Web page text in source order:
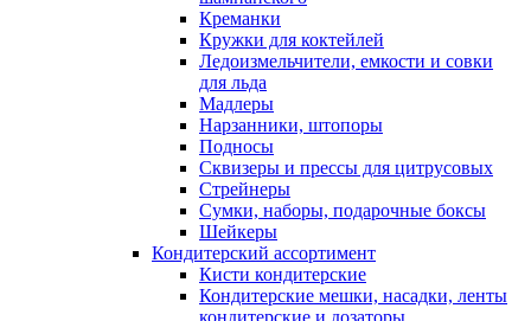
Креманки
Кружки для коктейлей
Ледоизмельчители, емкости и совки
для льда
Мадлеры
Нарзанники, штопоры
Подносы
Сквизеры и прессы для цитрусовых
Стрейнеры
Сумки, наборы, подарочные боксы
Шейкеры
Кондитерский ассортимент
Кисти кондитерские
Кондитерские мешки, насадки, ленты
кондитерские и дозаторы